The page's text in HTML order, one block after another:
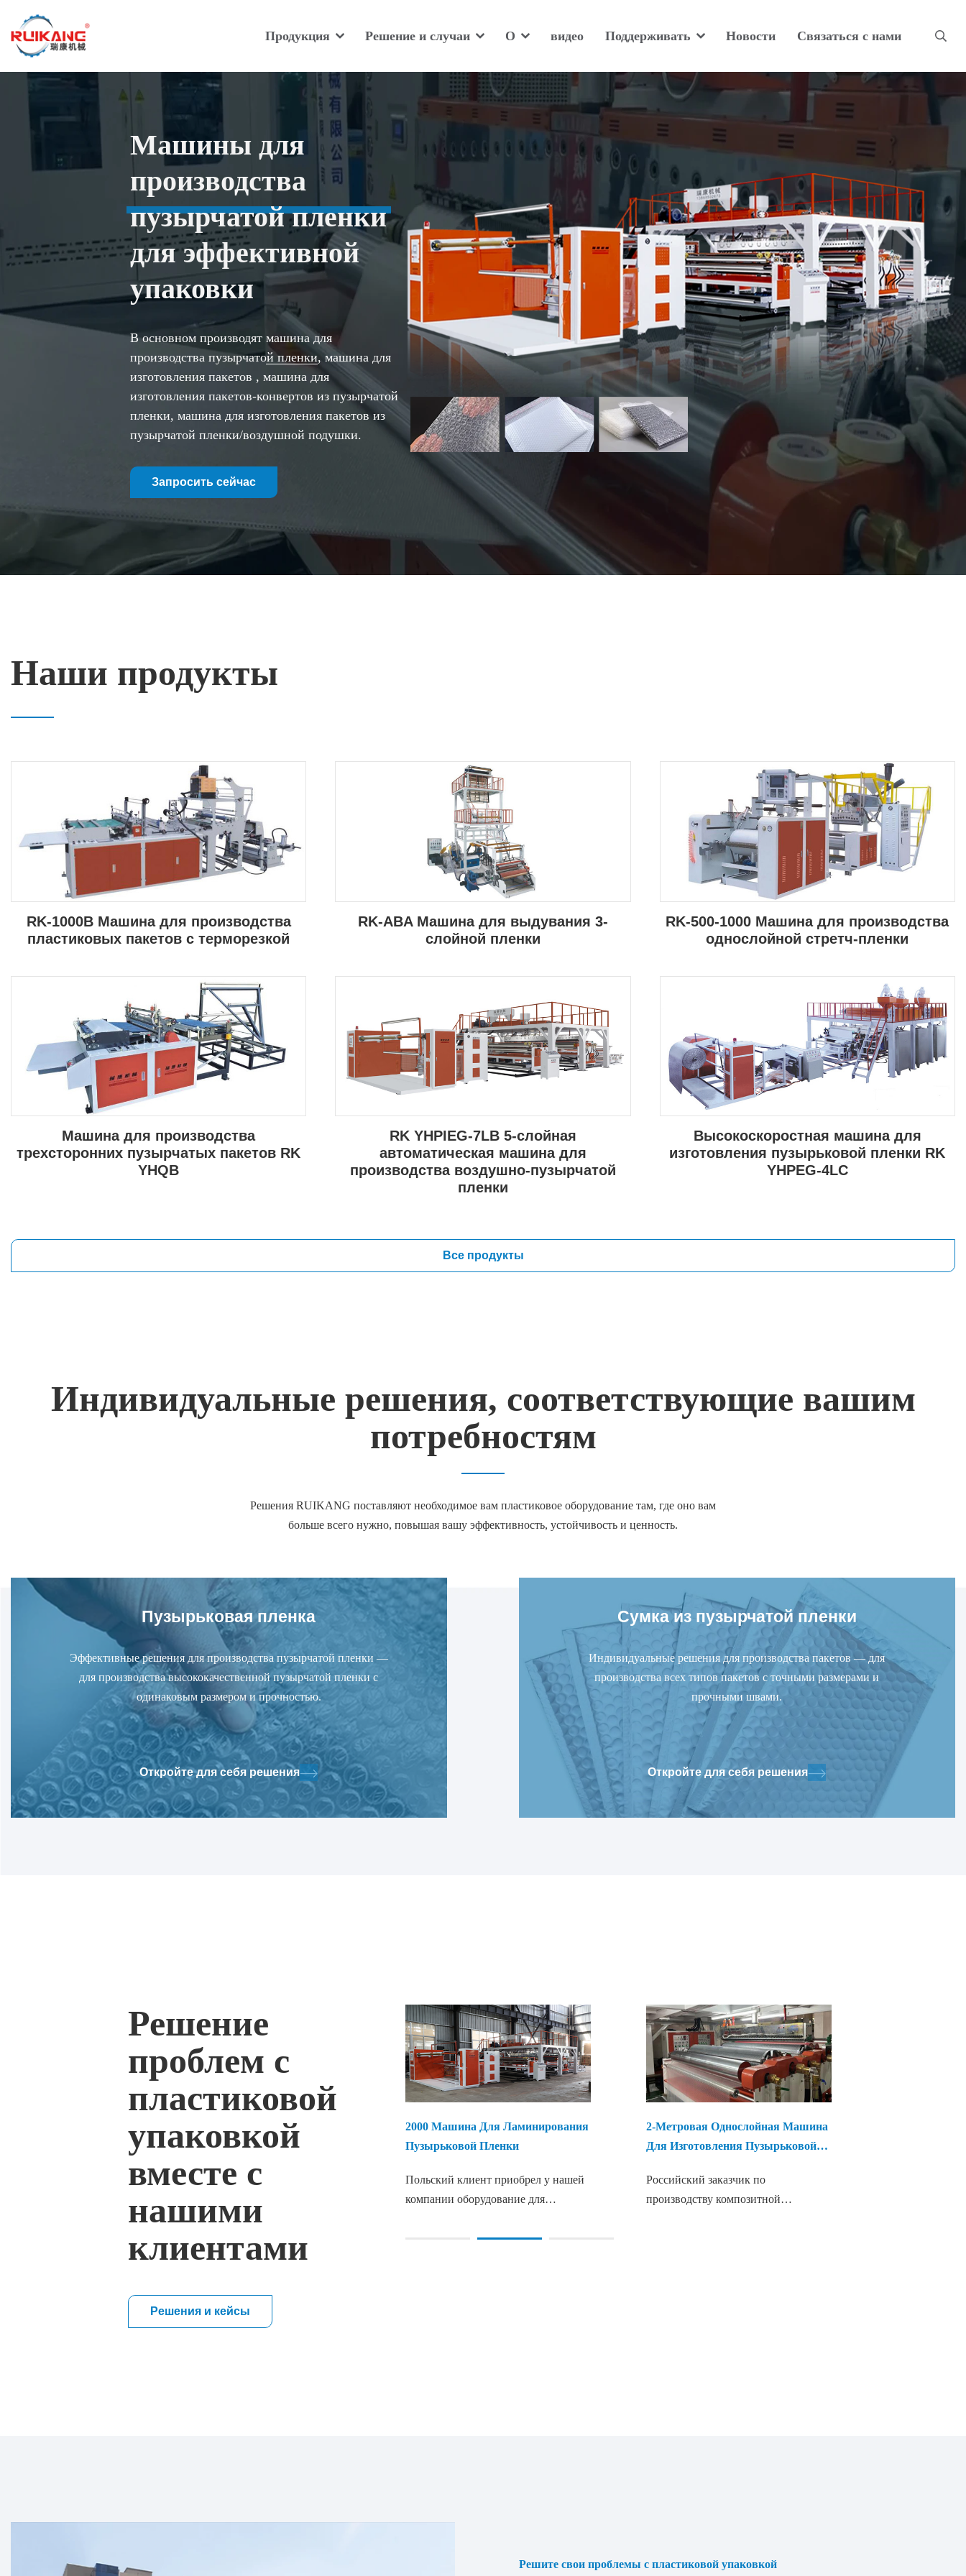
Продукция Решение и случаи О видео Поддерживать Новости Связаться с нами
Машины для
производства
пузырчатой ​​пленки
для эффективной
упаковки
В основном производятмашина для
производства пузырчатой ​​пленки,машина для
изготовления пакетов , машина для
изготовления пакетов-конвертов из пузырчатой ​​
пленки, машина для изготовления пакетов из
пузырчатой ​​пленки/воздушной подушки.
Запросить сейчас
Наши продукты
RK-1000B Машина для производства
пластиковых пакетов с терморезкой
RK-ABA Машина для выдувания 3-
слойной пленки
RK-500-1000 Машина для производства
однослойной стретч-пленки
Машина для производства
трехсторонних пузырчатых пакетов RK
YHQB
RK YHPIEG-7LB 5-слойная
автоматическая машина для
производства воздушно-пузырчатой
пленки
Высокоскоростная машина для
изготовления пузырьковой пленки RK
YHPEG-4LC
Все продукты
Индивидуальные решения, соответствующие вашим
потребностям
Решения RUIKANG поставляют необходимое вам пластиковое оборудование там, где оно вам
больше всего нужно, повышая вашу эффективность, устойчивость и ценность.
Пузырьковая пленка
Эффективные решения для производства пузырчатой пленки —
для производства высококачественной пузырчатой пленки с
одинаковым размером и прочностью.
Откройте для себя решения
Сумка из пузырчатой пленки
Индивидуальные решения для производства пакетов — для
производства всех типов пакетов с точными размерами и
прочными швами.
Откройте для себя решения
Решение
проблем с
пластиковой
упаковкой
вместе с
нашими
клиентами
Решения и кейсы
2-Метровая Однослойная Машина
Для Изготовления Пузырьковой
Клиент из Индонезии купил машину
пленки у нашей компании в 2018
мы высоко оцениваем качество
2000 Машина Для Ламинирования
Пузырьковой Пленки
Польский клиент приобрел у нашей
компании оборудование для
остался очень доволен нашей
2-Метровая Однослойная Машина
Для Изготовления Пузырьковой
Российский заказчик по
производству композитной
Решите свои проблемы с пластиковой упаковкой